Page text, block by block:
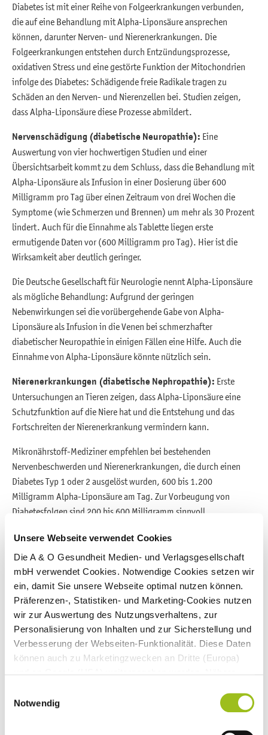
Unsere Webseite verwendet Cookies
Die A & O Gesundheit Medien- und Verlagsgesellschaft
mbH verwendet Cookies. Notwendige Cookies setzen wir
ein, damit Sie unsere Webseite optimal nutzen können.
Präferenzen-, Statistiken- und Marketing-Cookies nutzen
wir zur Auswertung des Nutzungsverhaltens, zur
Personalisierung von Inhalten und zur Sicherstellung und
Verbesserung der Webseiten-Funktionalität. Diese Daten
können auch zu Marketingzwecken an Dritte (Europa)
unserenDatenschutzhinweisen Impressum
Notwendig
Diabetes ist mit einer Reihe von Folgeerkrankungen verbunden,
die auf eine Behandlung mit Alpha-Liponsäure ansprechen
können, darunter Nerven- und Nierenerkrankungen. Die
Folgeerkrankungen entstehen durch Entzündungsprozesse,
oxidativen Stress und eine gestörte Funktion der Mitochondrien
infolge des Diabetes: Schädigende freie Radikale tragen zu
Schäden an den Nerven- und Nierenzellen bei. Studien zeigen,
dass Alpha-Liponsäure diese Prozesse abmildert.
Nervenschädigung (diabetische Neuropathie): Eine
Auswertung von vier hochwertigen Studien und einer
Übersichtsarbeit kommt zu dem Schluss, dass die Behandlung mit
Alpha-Liponsäure als Infusion in einer Dosierung über 600
Milligramm pro Tag über einen Zeitraum von drei Wochen die
Symptome (wie Schmerzen und Brennen) um mehr als 30 Prozent
lindert. Auch für die Einnahme als Tablette liegen erste
ermutigende Daten vor (600 Milligramm pro Tag). Hier ist die
Wirksamkeit aber deutlich geringer.
Die Deutsche Gesellschaft für Neurologie nennt Alpha-Liponsäure
als mögliche Behandlung: Aufgrund der geringen
Nebenwirkungen sei die vorübergehende Gabe von Alpha-
Liponsäure als Infusion in die Venen bei schmerzhafter
diabetischer Neuropathie in einigen Fällen eine Hilfe. Auch die
Einnahme von Alpha-Liponsäure könnte nützlich sein.
Nierenerkrankungen (diabetische Nephropathie): Erste
Untersuchungen an Tieren zeigen, dass Alpha-Liponsäure eine
Schutzfunktion auf die Niere hat und die Entstehung und das
Fortschreiten der Nierenerkrankung vermindern kann.
Mikronährstoff-Mediziner empfehlen bei bestehenden
Nervenbeschwerden und Nierenerkrankungen, die durch einen
Diabetes Typ 1 oder 2 ausgelöst wurden, 600 bis 1.200
Milligramm Alpha-Liponsäure am Tag. Zur Vorbeugung von
Diabetesfolgen sind 200 bis 600 Milligramm sinnvoll.
Alpha-Liponsäure bei Nervenerkrankungen:
Alzheimer und Multiple Sklerose